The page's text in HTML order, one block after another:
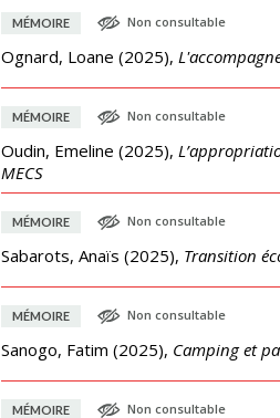
MÉMOIRE Non consultable
Ognard, Loane (2025),
MÉMOIRE Non consultable
Oudin, Emeline (2025),
MECS
MÉMOIRE Non consultable
Sabarots, Anaïs (2025), Transition
MÉMOIRE Non consultable
Sanogo, Fatim (2025), Camping et
MÉMOIRE Non consultable